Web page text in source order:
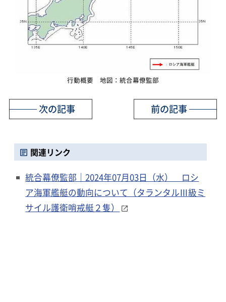
行動概要 地図：統合幕僚監部
前の記事
次の記事
関連リンク
統合幕僚監部｜2024年07月03日（水） ロシ
ア海軍艦艇の動向について（タランタルⅢ級ミ
サイル護衛哨戒艇２隻）